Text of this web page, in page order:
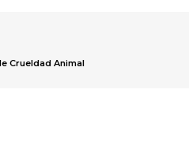
Crueldad Animal